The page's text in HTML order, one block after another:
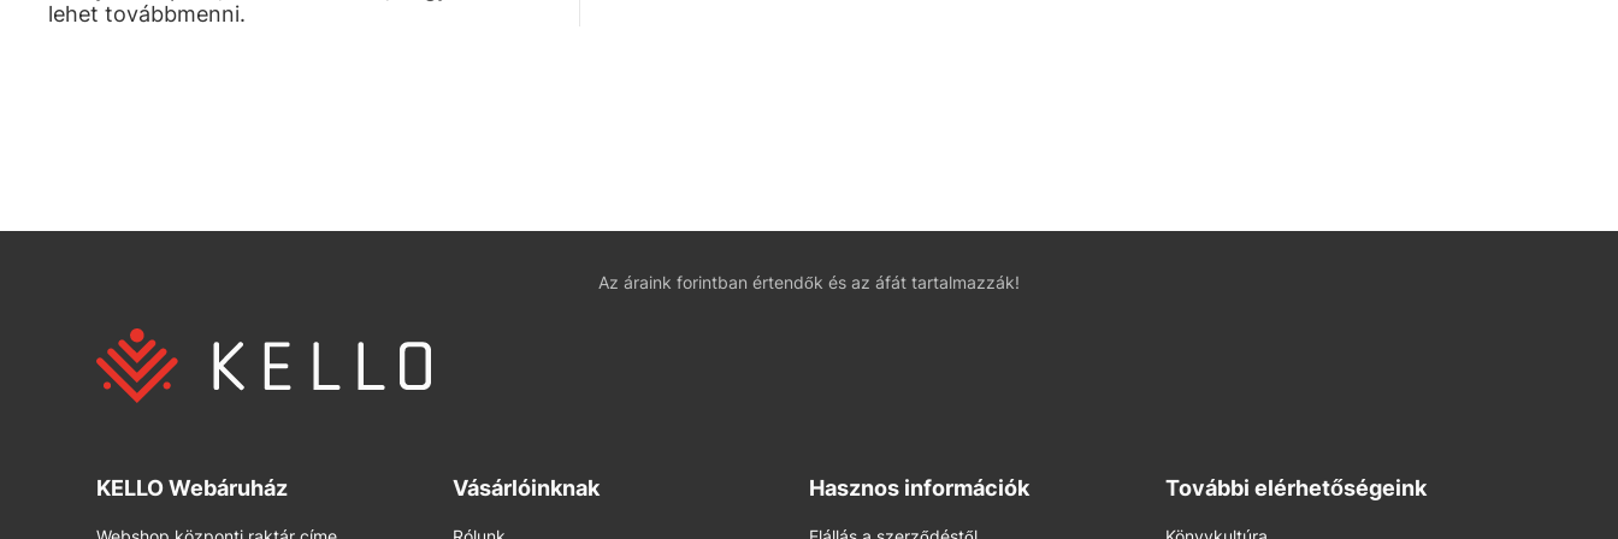
lehet továbbmenni.
Az áraink forintban értendők és az áfát tartalmazzák!
KELLO Webáruház Vásárlóinknak Hasznos információk További elérhetőségeink